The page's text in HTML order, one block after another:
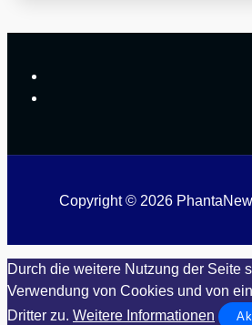
Copyright © 2026
Durch die weitere Nutzung der Seite
Verwendung von Cookies und von
Dritter zu. Weitere Informationen